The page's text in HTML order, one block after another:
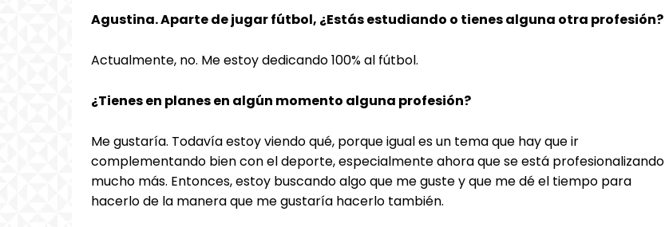
Agustina. Aparte de jugar fútbol, ¿Estás estudiando o tienes alguna otra profesión?
Actualmente, no. Me estoy dedicando 100% al fútbol.
¿Tienes en planes en algún momento alguna profesión?
Me gustaría. Todavía estoy viendo qué, porque igual es un tema que hay que ir
complementando bien con el deporte, especialmente ahora que se está profesionalizando
mucho más. Entonces, estoy buscando algo que me guste y que me dé el tiempo para
hacerlo de la manera que me gustaría hacerlo también.